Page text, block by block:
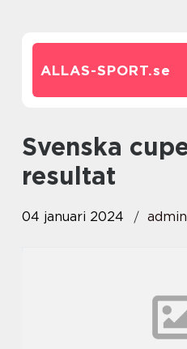
ALLAS-SPORT.se
svenska cupen innebandy
resultat
04 januari 2024 admin